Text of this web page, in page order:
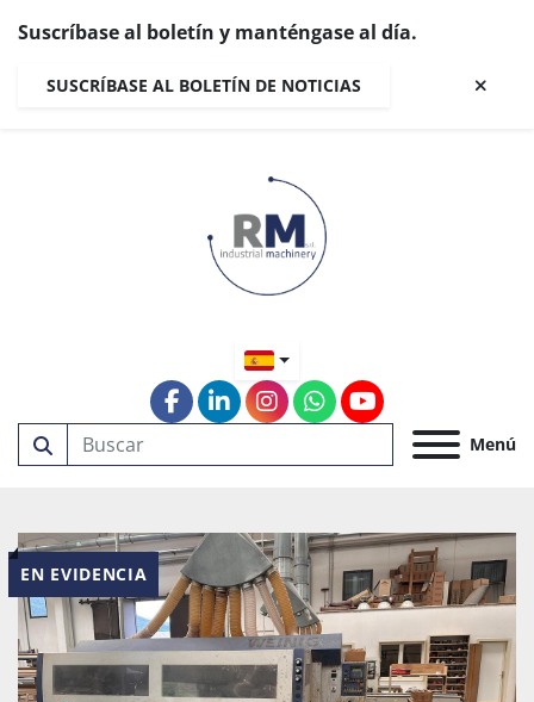
Suscríbase al boletín y manténgase al día.
SUSCRÍBASE AL BOLETÍN DE NOTICIAS
Menú
facebook
linkedininstagram
whatsapp
youtube
EN EVIDENCIA